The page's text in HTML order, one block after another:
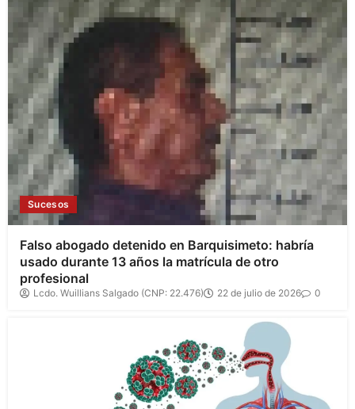
Sucesos
Falso abogado detenido en Barquisimeto: habría
usado durante 13 años la matrícula de otro
profesional
Lcdo. Wuillians Salgado (CNP: 22.476) 22 de julio de 2026 0